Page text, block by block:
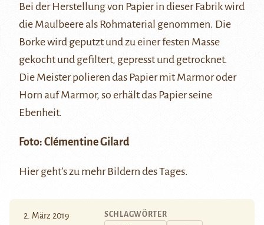
Bei der Herstellung von Papier in dieser Fabrik wird
die Maulbeereals Rohmaterial genommen. Die
Borke wird geputzt und zu einer festen Masse
gekocht und gefiltert, gepresst und getrocknet.
Die Meister polieren das Papier mit Marmor oder
Horn auf Marmor, so erhält das Papier seine
Ebenheit.
Foto: Clémentine Gilard
Hiergeht’s zu mehr Bildern des Tages.
2. März 2019 SCHLAGWÖRTER